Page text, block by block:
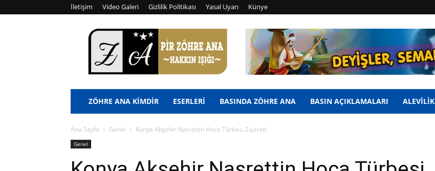
İletişim Video Galeri Gizlilik Politikası Yasal Uyarı Künye
Pir
Zöhre
Ana
ZÖHRE ANA KİMDİR ESERLERİ BASINDA ZÖHRE ANA BASIN AÇIKLAMALARI ALEVİLİK
Ana Sayfa Genel Konya Akşehir Nasrettin Hoca Türbesi Ziyareti
Genel